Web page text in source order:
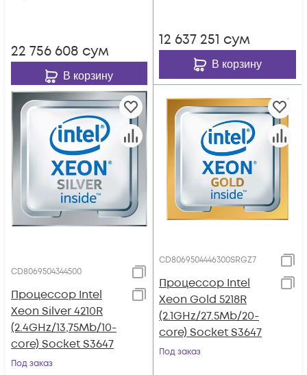
22 756 608 сум
В корзину
12 637 251 сум
В корзину
CD8069504344500
Процессор Intel
Xeon Silver 4210R
(2.4GHz/13,75Mb/10-
core) Socket S3647
Под заказ
CD8069504446300SRGZ7
Процессор Intel
Xeon Gold 5218R
(2.1GHz/27.5Mb/20-
core) Socket S3647
Под заказ